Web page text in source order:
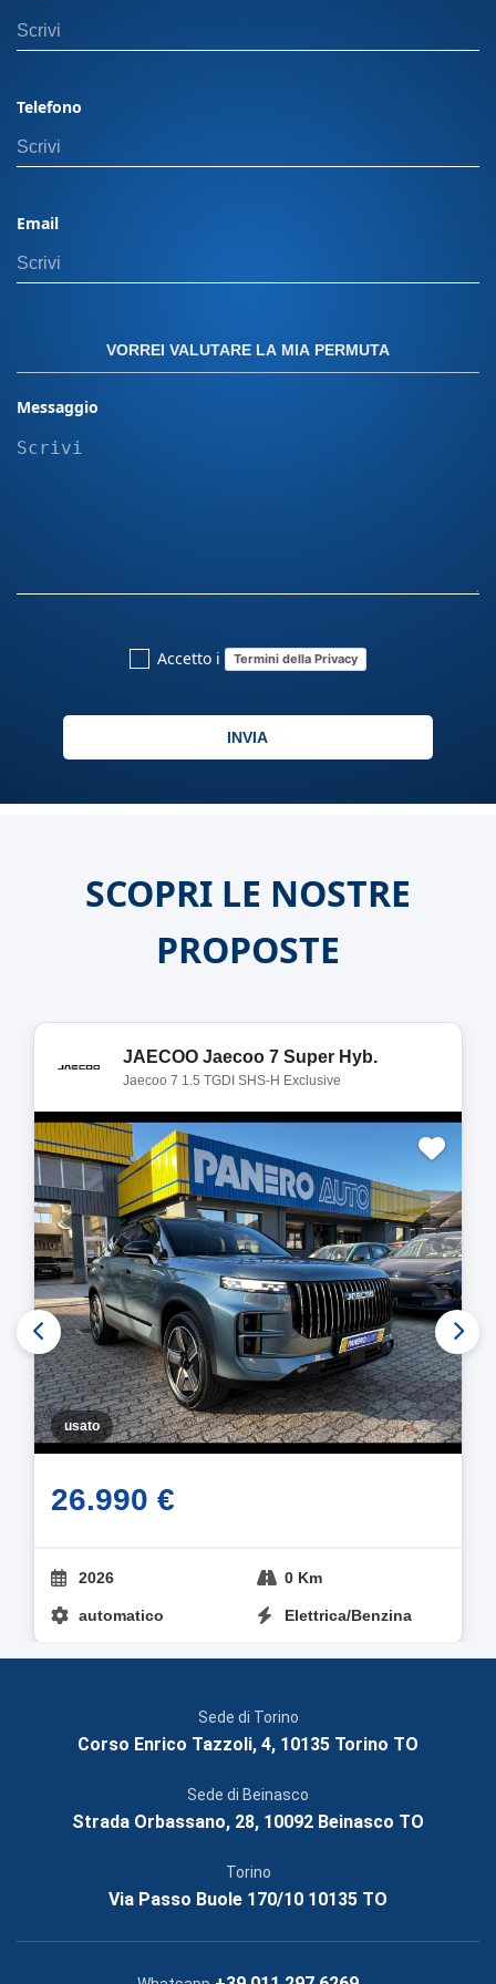
indicato esclude il passaggio di proprietà. In
proprietà può variare in base alla potenza del
veicolo e alla residenza dell’intestatario. Offerta
valida con finanziamento Panero plus. Per
Messa su strada più eventuali equipaggiamenti
aggiuntivi sull' auto non incluse devono essere
calcolate a parte. "Le immagini presenti sul sito
rappresentano quindi necessariamente il
prodotto finale o le versioni disponibili per
Telefono
Email
VORREI VALUTARE LA MIA PERMUTA
Messaggio
Accetto i Termini della Privacy
INVIA
SCOPRI LE NOSTRE
PROPOSTE
JAECOO Jaecoo 7 Super Hyb.
Jaecoo 7 1.5 TGDI SHS-H Exclusive
usato
26.990 €
2026 0 Km
automatico Elettrica/Benzina
Sede di Torino
Corso Enrico Tazzoli, 4, 10135 Torino TO
Sede di Beinasco
Strada Orbassano, 28, 10092 Beinasco TO
Torino
Via Passo Buole 170/10 10135 TO